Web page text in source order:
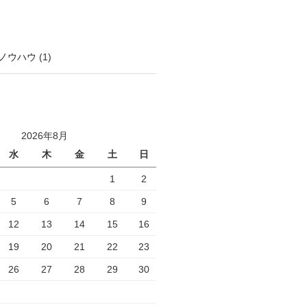
ウハウ (1)
2026年8月
水 木 金 土 日
1 2
5 6 7 8 9
12 13 14 15 16
19 20 21 22 23
26 27 28 29 30